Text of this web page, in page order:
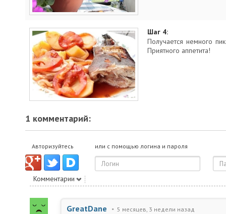
Шаг 4:
Получается немного
Приятного аппетита!
1 комментарий:
Авторизуйтесь или с помощью логина и пароля
Комментарии
GreatDane 5 месяцев, 3 недели назад